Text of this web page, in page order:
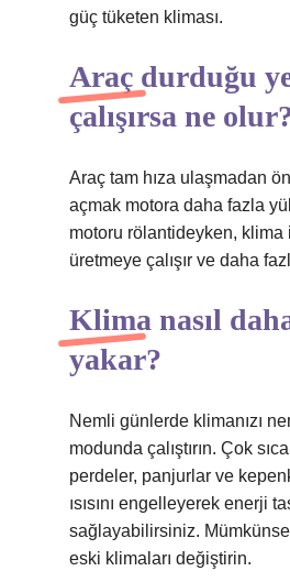
güç tüketen kliması.
Araç durduğu
çalışırsa ne
Araç tam hıza ulaşmadan
açmak motora daha fazla
motoru rölantideyken, klima
üretmeye çalışır ve daha
Klima nasıl
yakar?
Nemli günlerde klimanızı
modunda çalıştırın. Çok
perdeler, panjurlar ve
ısısını engelleyerek enerji
sağlayabilirsiniz.
eski klimaları değiştirin.